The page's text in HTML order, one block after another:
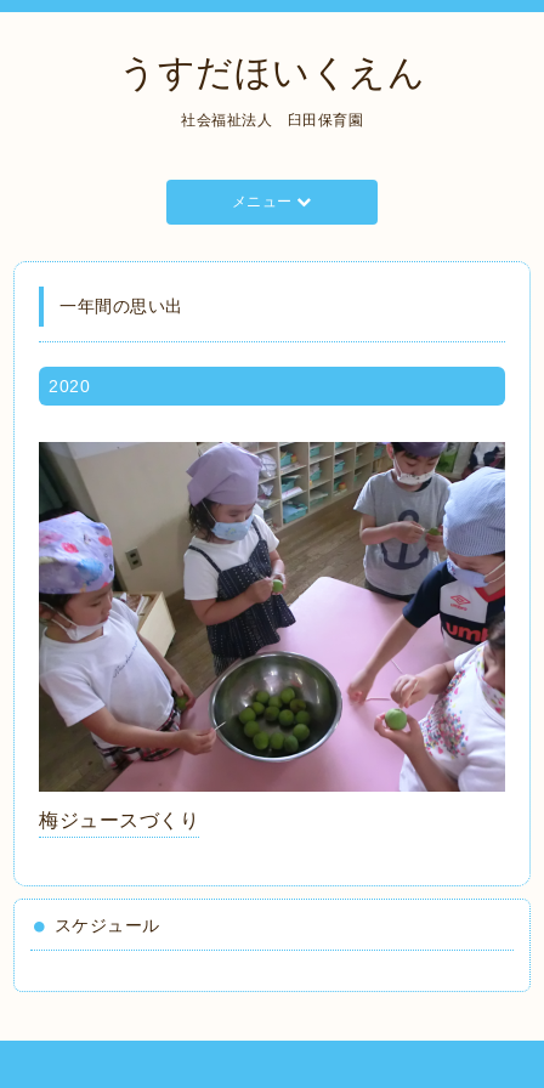
うすだほいくえん
社会福祉法人 臼田保育園
メニュー
一年間の思い出
2020
梅ジュースづくり
スケジュール